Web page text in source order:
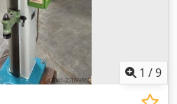
1 /9